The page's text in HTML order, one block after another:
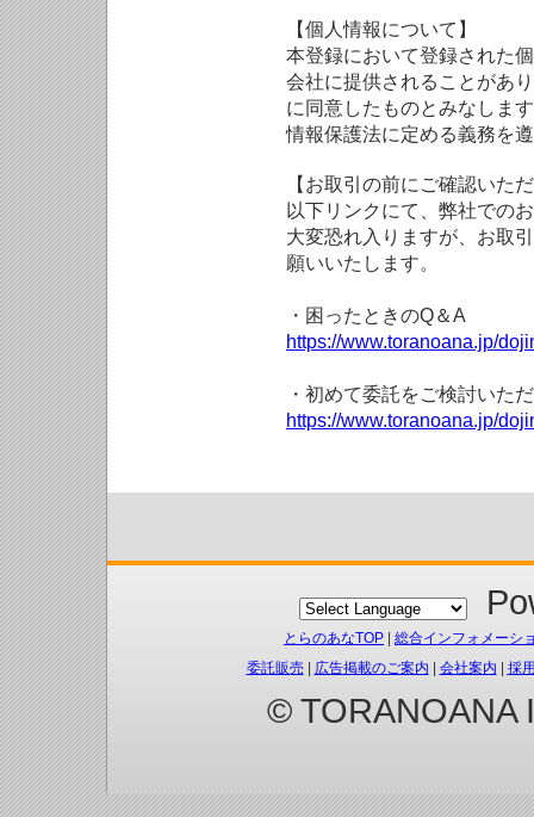
【個人情報について】
本登録において登録された
会社に提供されることがあ
に同意したものとみなしま
情報保護法に定める義務を
【お取引の前にご確認いた
以下リンクにて、弊社での
大変恐れ入りますが、お取
願いいたします。
・困ったときのQ＆A
https://www.toranoana.jp/
・初めて委託をご検討いた
https://www.toranoana.jp/
とらのあなTOP
総合インフォメーシ
委託販売| 広告掲載のご案内 会社案内 採
© TORANOANA